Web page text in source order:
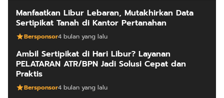
Manfaatkan Libur Lebaran, Mutakhirkan Data
Sertipikat Tanah di Kantor Pertanahan
Bersponsor4 bulan yang lalu
Ambil Sertipikat di Hari Libur? Layanan
PELATARAN ATR/BPN Jadi Solusi Cepat dan
Praktis
Bersponsor4 bulan yang lalu